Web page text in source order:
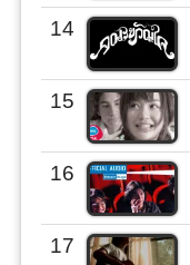
14
15
16
17